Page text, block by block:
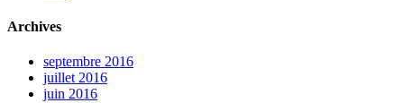
Archives
septembre 2016
juillet 2016
juin 2016